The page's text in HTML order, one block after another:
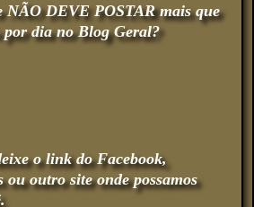
NÃO DEVE POSTAR mais que
por dia no Blog Geral?
o link do Facebook,
ou outro site onde possamos